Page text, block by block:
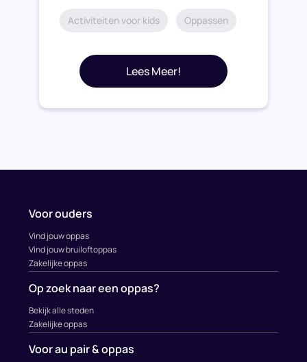
Activiteiten voor kids Oppassen
Lees Meer!
Voor ouders
Vind jouw oppas
Vind jouw bruiloftoppas
Zakelijke oppas
Op zoek naar een oppas?
Bekijk alle steden
Zakelijke oppas
Voor au pair & oppas